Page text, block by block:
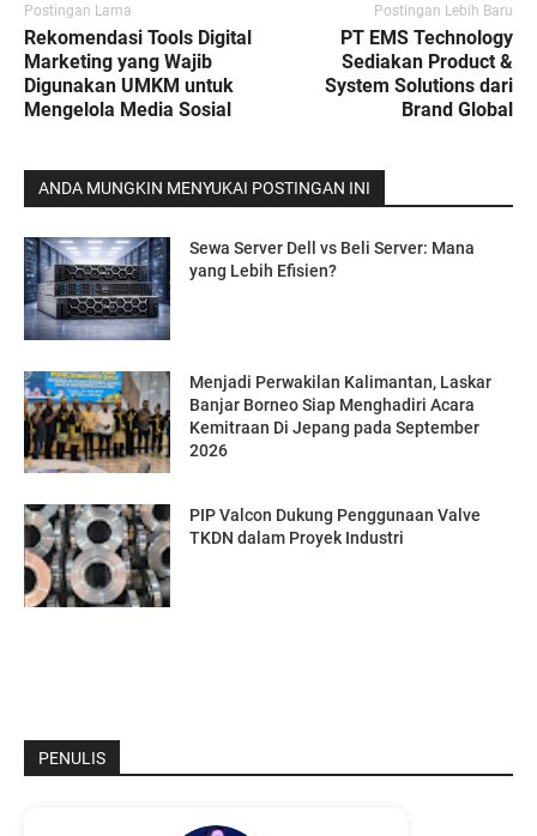
Postingan Lama
Rekomendasi Tools Digital
Marketing yang Wajib
Digunakan UMKM untuk
Mengelola Media Sosial
Postingan Lebih Baru
PT EMS Technology
Sediakan Product &
System Solutions dari
Brand Global
ANDA MUNGKIN MENYUKAI POSTINGAN INI
Sewa Server Dell vs Beli Server: Mana
yang Lebih Efisien?
Menjadi Perwakilan Kalimantan, Laskar
Banjar Borneo Siap Menghadiri Acara
Kemitraan Di Jepang pada September
2026
PIP Valcon Dukung Penggunaan Valve
TKDN dalam Proyek Industri
PENULIS